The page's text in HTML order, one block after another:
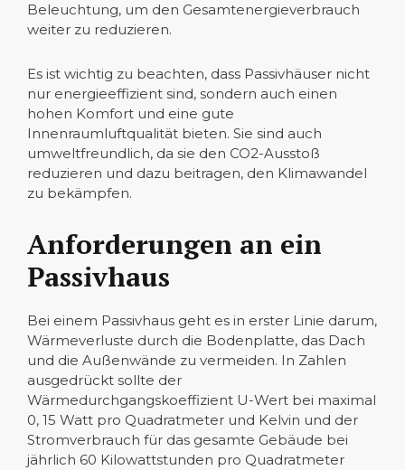
Beleuchtung, um den Gesamtenergieverbrauch
weiter zu reduzieren.
Es ist wichtig zu beachten, dass Passivhäuser nicht
nur energieeffizient sind, sondern auch einen
hohen Komfort und eine gute
Innenraumluftqualität bieten. Sie sind auch
umweltfreundlich, da sie den CO2-Ausstoß
reduzieren und dazu beitragen, den Klimawandel
zu bekämpfen.
Anforderungen an ein
Passivhaus
Bei einem Passivhaus geht es in erster Linie darum,
Wärmeverluste durch die Bodenplatte, das Dach
und die Außenwände zu vermeiden. In Zahlen
ausgedrückt sollte der
Wärmedurchgangskoeffizient U-Wert bei maximal
0, 15 Watt pro Quadratmeter und Kelvin und der
Stromverbrauch für das gesamte Gebäude bei
jährlich 60 Kilowattstunden pro Quadratmeter